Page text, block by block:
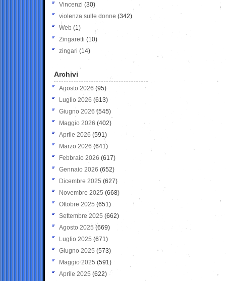
Vincenzi (30)
violenza sulle donne (342)
Web (1)
Zingaretti (10)
zingari (14)
Archivi
Agosto 2026 (95)
Luglio 2026 (613)
Giugno 2026 (545)
Maggio 2026 (402)
Aprile 2026 (591)
Marzo 2026 (641)
Febbraio 2026 (617)
Gennaio 2026 (652)
Dicembre 2025 (627)
Novembre 2025 (668)
Ottobre 2025 (651)
Settembre 2025 (662)
Agosto 2025 (669)
Luglio 2025 (671)
Giugno 2025 (573)
Maggio 2025 (591)
Aprile 2025 (622)